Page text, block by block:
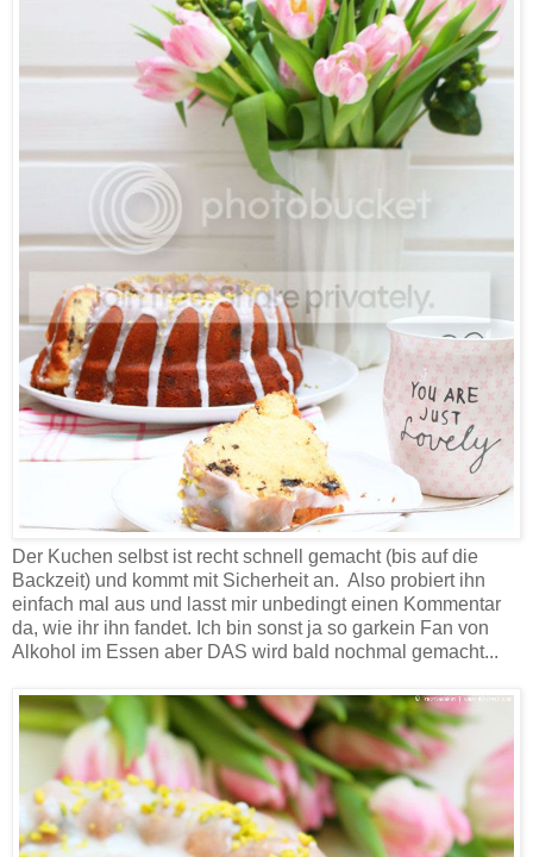
Der Kuchen selbst ist recht schnell gemacht (bis auf die
Backzeit) und kommt mit Sicherheit an. Also probiert ihn
einfach mal aus und lasst mir unbedingt einen Kommentar
da, wie ihr ihn fandet. Ich bin sonst ja so garkein Fan von
Alkohol im Essen aber DAS wird bald nochmal gemacht...